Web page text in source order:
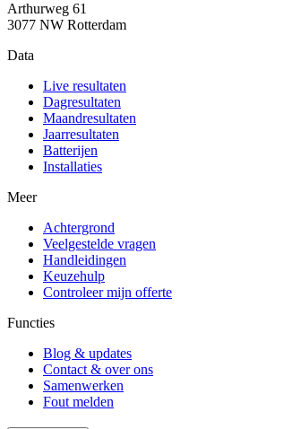
Arthurweg 61
3077 NW Rotterdam
Data
Live resultaten
Dagresultaten
Maandresultaten
Jaarresultaten
Batterijen
Installaties
Meer
Achtergrond
Veelgestelde vragen
Handleidingen
Keuzehulp
Controleer mijn offerte
Functies
Blog & updates
Contact & over ons
Samenwerken
Fout melden